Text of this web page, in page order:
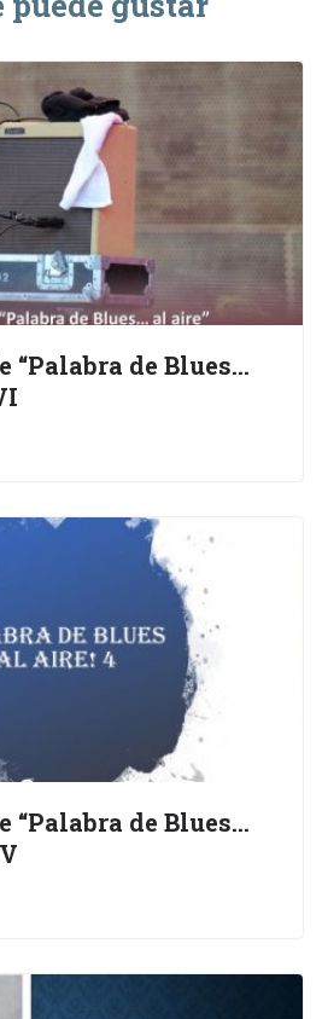
“Palabra de Blues…
“Palabra de Blues…